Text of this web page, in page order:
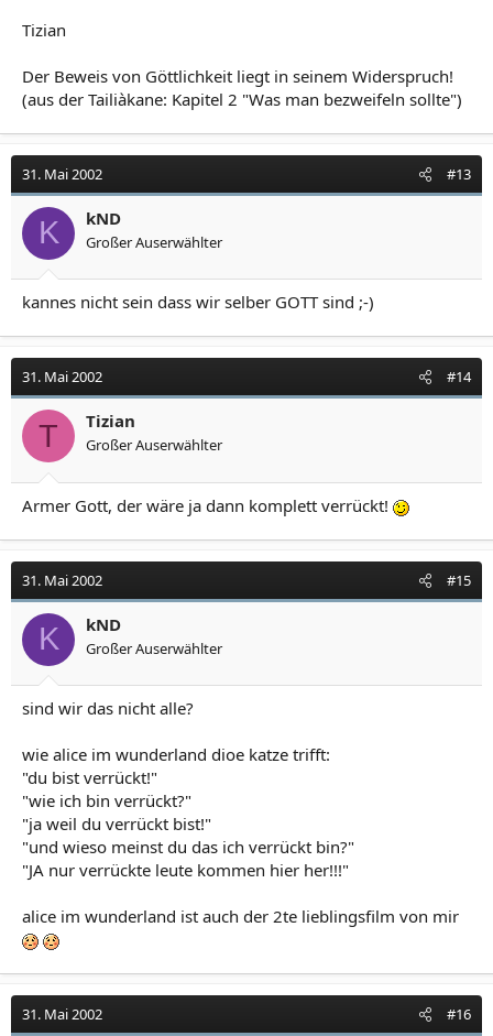
Tizian
Der Beweis von Göttlichkeit liegt in seinem Widerspruch!
(aus der Tailiàkane: Kapitel 2 "Was man bezweifeln sollte")
31. Mai 2002 #13
K kND
Großer Auserwählter
kannes nicht sein dass wir selber GOTT sind ;-)
31. Mai 2002 #14
T Tizian
Großer Auserwählter
Armer Gott, der wäre ja dann komplett verrückt!
31. Mai 2002 #15
K kND
Großer Auserwählter
sind wir das nicht alle?
wie alice im wunderland dioe katze trifft:
"du bist verrückt!"
"wie ich bin verrückt?"
"ja weil du verrückt bist!"
"und wieso meinst du das ich verrückt bin?"
"JA nur verrückte leute kommen hier her!!!"
alice im wunderland ist auch der 2te lieblingsfilm von mir
31. Mai 2002 #16